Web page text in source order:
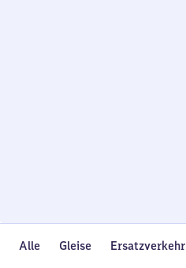
Alle Gleise Ersatzverkehr